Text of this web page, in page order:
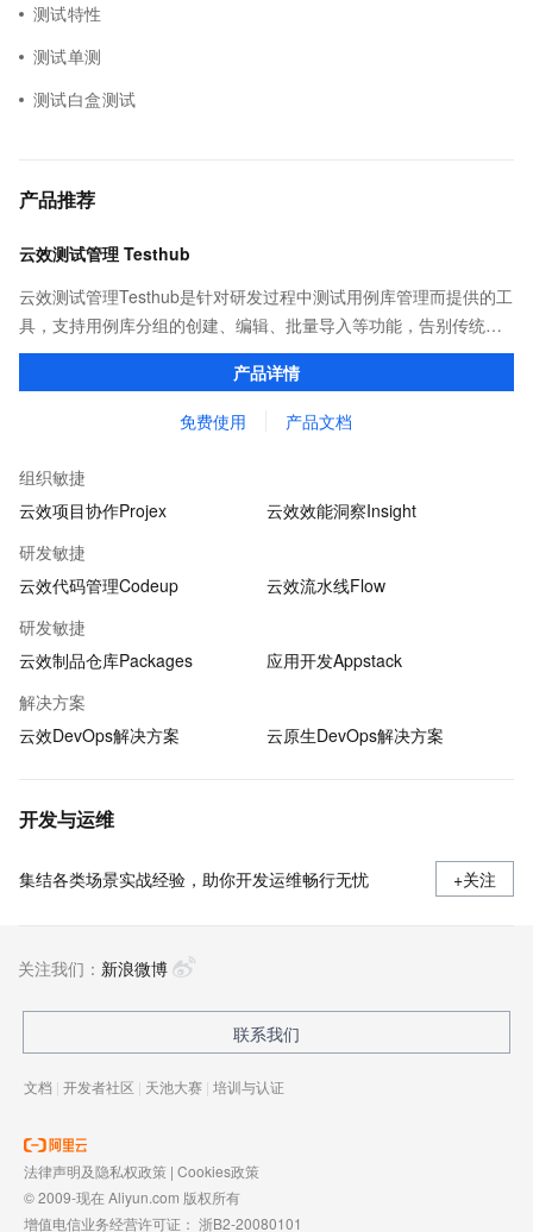
测试特性
测试单测
测试白盒测试
产品推荐
云效测试管理 Testhub
云效测试管理Testhub是针对研发过程中测试用例库管理而提供的工
具，支持用例库分组的创建、编辑、批量导入等功能，告别传统项
目管理中测试用例重复撰写、用例信息共享不易的问题，成为测试
产品详情
免费使用 产品文档
组织敏捷
云效项目协作Projex
云效效能洞察Insight
研发敏捷
云效代码管理Codeup
云效流水线Flow
研发敏捷
云效制品仓库Packages
应用开发Appstack
解决方案
云效DevOps解决方案
云原生DevOps解决方案
开发与运维
集结各类场景实战经验，助你开发运维畅行无忧 +关注
关注我们： 新浪微博
联系我们
文档 | 开发者社区 | 天池大赛 | 培训与认证
法律声明及隐私权政策 | Cookies政策
© 2009-现在 Aliyun.com 版权所有
增值电信业务经营许可证： 浙B2-20080101